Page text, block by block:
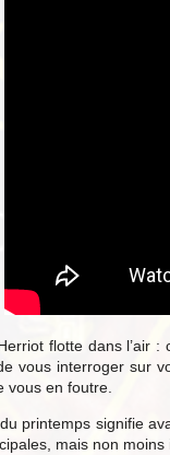
flotte dans
vous interroger sur
vous en foutre.
printemps signifie
mais non